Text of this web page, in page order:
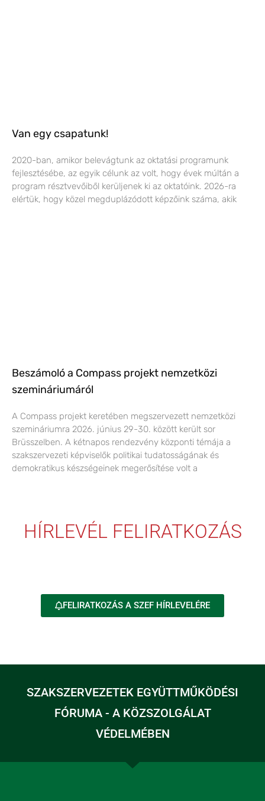
Van egy csapatunk!
2020-ban, amikor belevágtunk az oktatási programunk
fejlesztésébe, az egyik célunk az volt, hogy évek múltán a
program résztvevőiből kerüljenek ki az oktatóink. 2026-ra
elértük, hogy közel megduplázódott képzőink száma, akik
Beszámoló a Compass projekt nemzetközi
szemináriumáról
A Compass projekt keretében megszervezett nemzetközi
szemináriumra 2026. június 29-30. között került sor
Brüsszelben. A kétnapos rendezvény központi témája a
szakszervezeti képviselők politikai tudatosságának és
demokratikus készségeinek megerősítése volt a
HÍRLEVÉL FELIRATKOZÁS
FELIRATKOZÁS A SZEF HÍRLEVELÉRE
SZAKSZERVEZETEK EGYÜTTMŰKÖDÉSI
FÓRUMA - A KÖZSZOLGÁLAT
VÉDELMÉBEN